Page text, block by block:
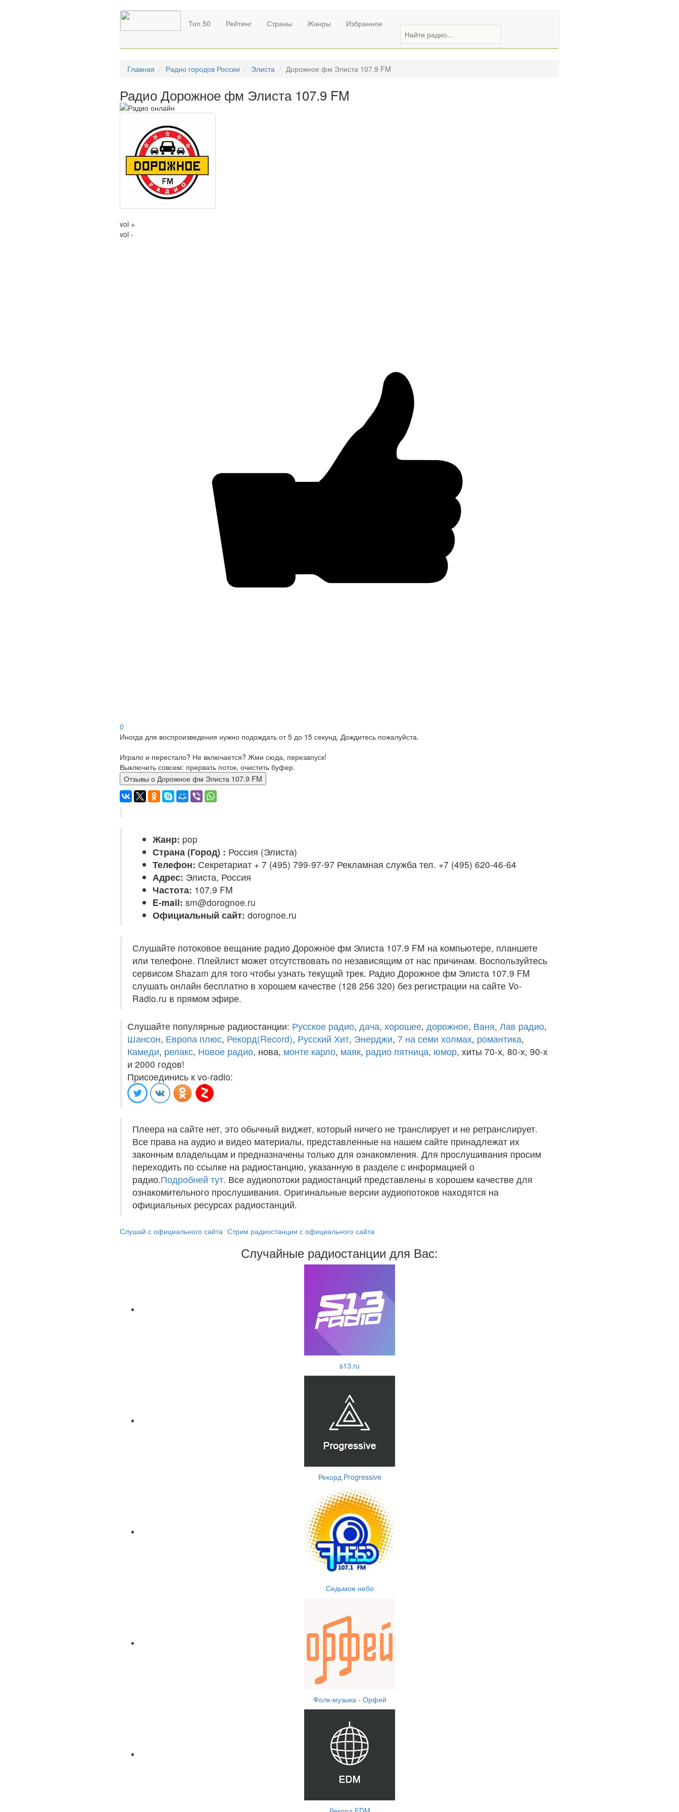
Топ 50 Рейтинг Страны Жанры Избранное
Главная Радио городов России Элиста Дорожное фм Элиста 107.9 FM
Радио Дорожное фм Элиста 107.9 FM
vol +
vol -
0
Иногда для воспроизведения нужно подождать от 5 до 15 секунд. Дождитесь пожалуйста.
Играло и перестало? Не включается? Жми сюда, перезапуск!
Выключить совсем: прервать поток, очистить буфер.
Отзывы о Дорожное фм Элиста 107.9 FM
Жанр: pop
Страна (Город) : Россия (Элиста)
Телефон: Секретариат + 7 (495) 799-97-97 Рекламная служба тел. +7 (495) 620-46-64
Адрес: Элиста, Россия
Частота: 107.9 FM
E-mail: sm@dorognoe.ru
Официальный сайт: dorognoe.ru
Слушайте потоковое вещание радио Дорожное фм Элиста 107.9 FM на компьютере, планшете
или телефоне. Плейлист может отсутствовать по независящим от нас причинам. Воспользуйтесь
сервисом Shazam для того чтобы узнать текущий трек. Радио Дорожное фм Элиста 107.9 FM
слушать онлайн бесплатно в хорошем качестве (128 256 320) без регистрации на сайте Vo-
Radio.ru в прямом эфире.
Слушайте популярные радиостанции: Русское радио, дача, хорошее, дорожное, Ваня, Лав радио,
Шансон, Европа плюс, Рекорд(Record), Русский Хит, Энерджи, 7 на семи холмах, романтика,
Камеди, релакс, Новое радио, нова, монте карло, маяк, радио пятница, юмор, хиты 70-х, 80-х, 90-х
и 2000 годов!
Присоединись к vo-radio:
Плеера на сайте нет, это обычный виджет, который ничего не транслирует и не ретранслирует.
Все права на аудио и видео материалы, представленные на нашем сайте принадлежат их
законным владельцам и предназначены только для ознакомления. Для прослушивания просим
переходить по ссылке на радиостанцию, указанную в разделе с информацией о
радио.Подробней тут. Все аудиопотоки радиостанций представлены в хорошем качестве для
ознакомительного прослушивания. Оригинальные версии аудиопотоков находятся на
официальных ресурсах радиостанций.
Слушай с официального сайта Стрим радиостанции с официального сайта
Случайные радиостанции для Вас:
s13.ru
Рекорд Progressive
Седьмое небо
Фолк-музыка - Орфей